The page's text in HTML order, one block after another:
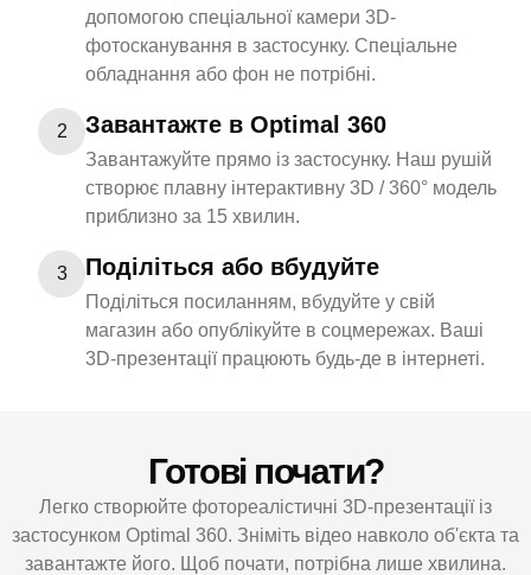
допомогою спеціальної камери 3D-
фотосканування в застосунку. Спеціальне
обладнання або фон не потрібні.
2 Завантажте в Optimal 360
Завантажуйте прямо із застосунку. Наш рушій
створює плавну інтерактивну 3D / 360° модель
приблизно за 15 хвилин.
3 Поділіться або вбудуйте
Поділіться посиланням, вбудуйте у свій
магазин або опублікуйте в соцмережах. Ваші
3D-презентації працюють будь-де в інтернеті.
Готові почати?
Легко створюйте фотореалістичні 3D-презентації із
застосунком Optimal 360. Зніміть відео навколо об'єкта та
завантажте його. Щоб почати, потрібна лише хвилина.